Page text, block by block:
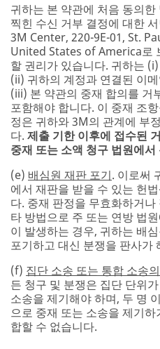
귀하는 본 약관에 처음 동의
찍힌 수신 거부 결정에 대한
3M Center, 220-9E-01, St.
United States of America로
할 권리가 있습니다. 귀하는
(ii) 귀하의 계정과 연결된 이
(iii) 본 약관의 중재 합의를 거
포함해야 합니다. 이 중재 조
정은 귀하와 3M의 관계에 부
다. 제출 기한 이후에 접수된
중재 또는 소액 청구 법원에
(e) 배심원 재판 포기. 이로써
에서 재판을 받을 수 있는 헌
다. 중재 판정을 무효화하거
타 방법으로 주 또는 연방 법
이 발생하는 경우, 귀하는 배
포기하고 대신 분쟁을 판사가
(f) 집단 소송 또는 통합 소송
든 청구 및 분쟁은 집단 단위
소송을 제기해야 하며, 두 명
으로 중재 또는 소송을 제기
합할 수 없습니다.